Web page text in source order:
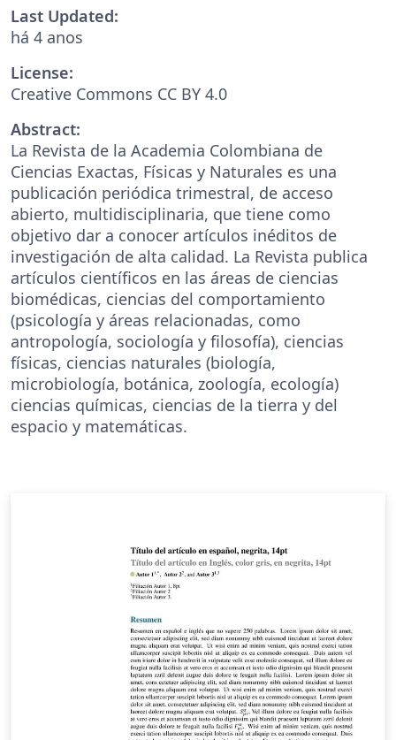
Last Updated:
há 4 anos
License:
Creative Commons CC BY 4.0
Abstract:
La Revista de la Academia Colombiana de
Ciencias Exactas, Físicas y Naturales es una
publicación periódica trimestral, de acceso
abierto, multidisciplinaria, que tiene como
objetivo dar a conocer artículos inéditos de
investigación de alta calidad. La Revista publica
artículos científicos en las áreas de ciencias
biomédicas, ciencias del comportamiento
(psicología y áreas relacionadas, como
antropología, sociología y filosofía), ciencias
físicas, ciencias naturales (biología,
microbiología, botánica, zoología, ecología)
ciencias químicas, ciencias de la tierra y del
espacio y matemáticas.